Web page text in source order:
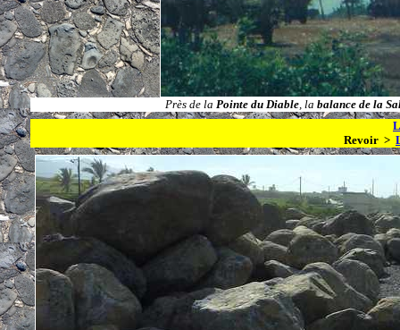
Près de la Pointe du Diable, la balance de la
Revoir >